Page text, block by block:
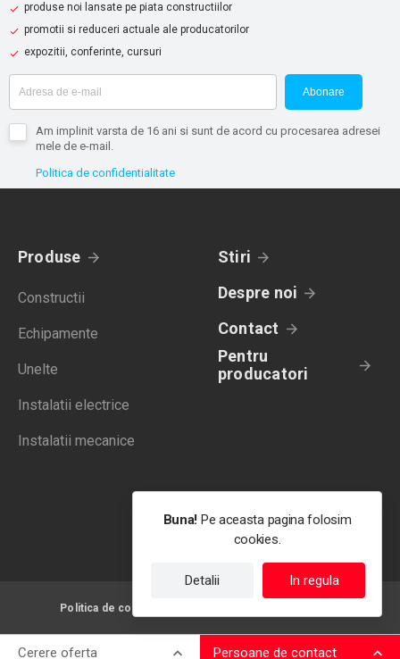
produse noi lansate pe piata constructiilor
promotii si reduceri actuale ale producatorilor
expozitii, conferinte, cursuri
Abonare
Am implinit varsta de 16 ani si sunt de acord cu procesarea adresei
mele de e-mail.
Politica de confidentialitate
Produse
Constructii
Echipamente
Unelte
Instalatii electrice
Instalatii mecanice
Stiri
Despre noi
Contact
Pentru
producatori
Politica de confidentialitate
Cerere oferta Persoane de contact
Buna! Pe aceasta pagina folosim
cookies.
Detalii In regula